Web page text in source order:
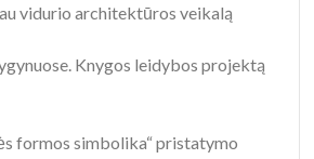
vidurio architektūros veikalą
Knygos leidybos projektą
formos simbolika“ pristatymo